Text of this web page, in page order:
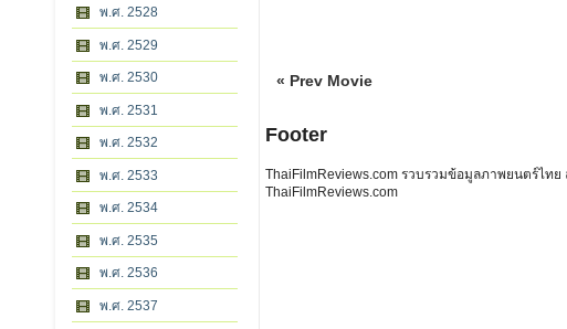
พ.ศ. 2528
พ.ศ. 2529
พ.ศ. 2530
พ.ศ. 2531
พ.ศ. 2532
พ.ศ. 2533
พ.ศ. 2534
พ.ศ. 2535
พ.ศ. 2536
พ.ศ. 2537
« Prev Movie
Footer
ThaiFilmReviews.com รวบรวมข้อมูลภาพยนตร์ไท
ThaiFilmReviews.com